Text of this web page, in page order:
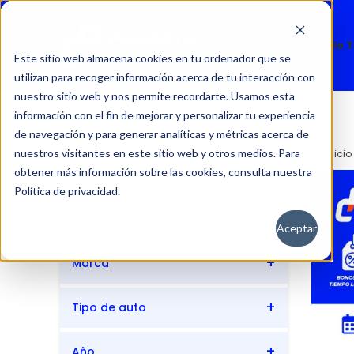
Este sitio web almacena cookies en tu ordenador que se
utilizan para recoger información acerca de tu interacción con
nuestro sitio web y nos permite recordarte. Usamos esta
información con el fin de mejorar y personalizar tu experiencia
de navegación y para generar analíticas y métricas acerca de
nuestros visitantes en este sitio web y otros medios. Para
obtener más información sobre las cookies, consulta nuestra
Política de privacidad.
Aceptar
Servicio
Marca
BYD
Tipo de auto
Inicio